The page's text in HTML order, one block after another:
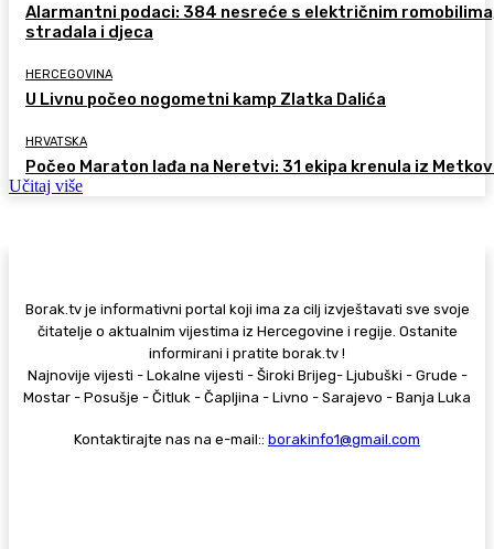
Alarmantni podaci: 384 nesreće s električnim
stradala i djeca
HERCEGOVINA
U Livnu počeo nogometni kamp Zlatka Dalića
HRVATSKA
Počeo Maraton lađa na Neretvi: 31 ekipa krenula iz
Učitaj više
Borak.tv je informativni portal koji ima za cilj izvještavati sve svoje
čitatelje o aktualnim vijestima iz Hercegovine i regije. Ostanite
informirani i pratite borak.tv !
Najnovije vijesti - Lokalne vijesti - Široki Brijeg- Ljubuški - Grude -
Mostar - Posušje - Čitluk - Čapljina - Livno - Sarajevo - Banja Luka
Kontaktirajte nas na e-mail:: borakinfo1@gmail.com